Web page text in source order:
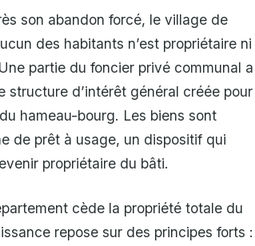
son abandon forcé, le village de
des habitants n’est propriétaire ni
partie du foncier privé communal a
structure d’intérêt général créée pour
hameau-bourg. Les biens sont
de prêt à usage, un dispositif qui
propriétaire du bâti.
cède la propriété totale du
repose sur des principes forts :